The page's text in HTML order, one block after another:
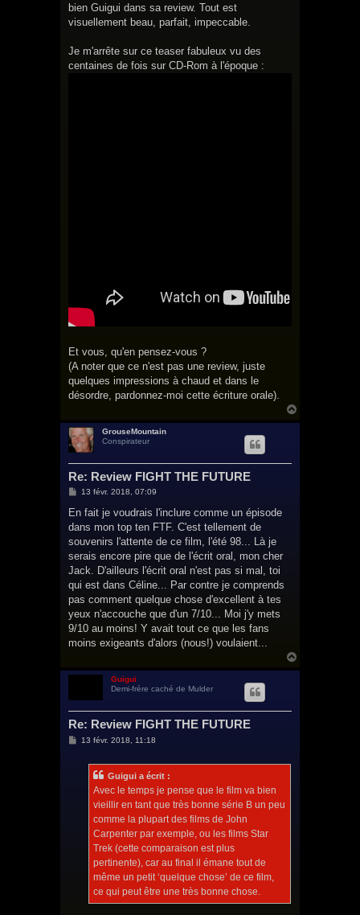
bien Guigui dans sa review. Tout est
visuellement beau, parfait, impeccable.
Je m'arrête sur ce teaser fabuleux vu des
centaines de fois sur CD-Rom à l'époque :
Et vous, qu'en pensez-vous ?
(A noter que ce n'est pas une review, juste
quelques impressions à chaud et dans le
désordre, pardonnez-moi cette écriture orale).
GrouseMountain
Conspirateur
Re: Review FIGHT THE FUTURE
M
s
a
g
13 févr. 2018, 07:09
En fait je voudrais l'inclure comme un épisode
dans mon top ten FTF. C'est tellement de
souvenirs l'attente de ce film, l'été 98... Là je
serais encore pire que de l'écrit oral, mon cher
Jack. D'ailleurs l'écrit oral n'est pas si mal, toi
qui est dans Céline... Par contre je comprends
pas comment quelque chose d'excellent à tes
yeux n'accouche que d'un 7/10... Moi j'y mets
9/10 au moins! Y avait tout ce que les fans
moins exigeants d'alors (nous!) voulaient...
Guigui
Demi-frère caché de Mulder
Re: Review FIGHT THE FUTURE
M13 févr. 2018, 11:18
Guigui a écrit :
Avec le temps je pense que le film va bien
vieillir en tant que très bonne série B un peu
comme la plupart des films de John
Carpenter par exemple, ou les films Star
Trek (cette comparaison est plus
pertinente), car au final il émane tout de
même un petit ‘quelque chose’ de ce film,
ce qui peut être une très bonne chose.